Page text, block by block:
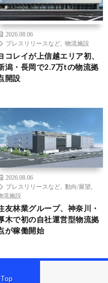
2026.08.06
プレスリリースなど
物流施設
コレイが上信越エリア初、
潟・長岡で2.7万tの物流拠
開設
2026.08.06
プレスリリースなど
動向/展望
流施設
友林業グループ、神奈川・
木で初の自社運営型物流拠
が稼働開始